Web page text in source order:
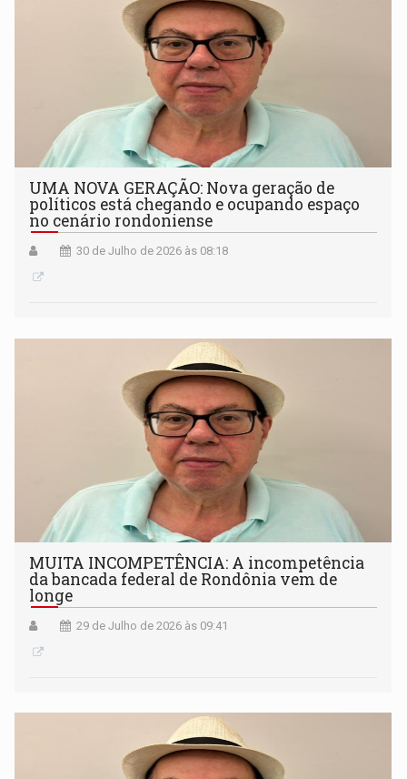
UMA NOVA GERAÇÃO: Nova geração de
políticos está chegando e ocupando espaço
no cenário rondoniense
30 de Julho de 2026 às 08:18
MUITA INCOMPETÊNCIA: A incompetência
da bancada federal de Rondônia vem de
longe
29 de Julho de 2026 às 09:41